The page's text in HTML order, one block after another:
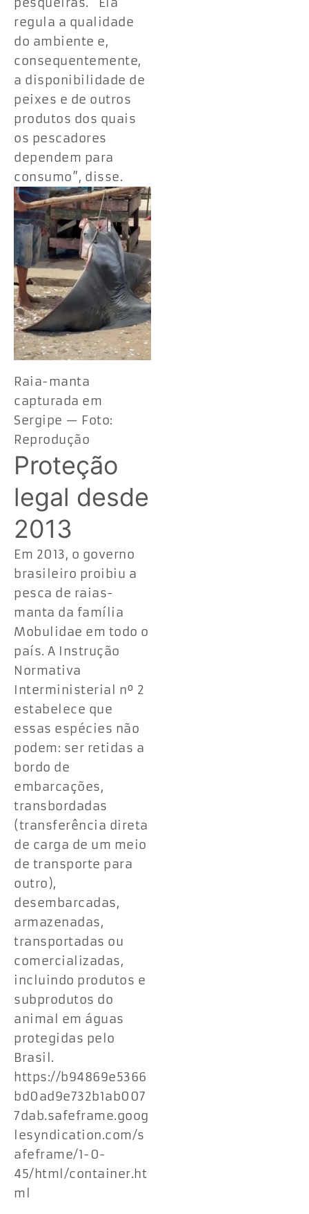
regula a qualidade
do ambiente e,
consequentemente,
a disponibilidade de
peixes e de outros
produtos dos quais
os pescadores
dependem para
consumo”, disse.
Raia-manta
capturada em
Sergipe — Foto:
Reprodução
Proteção
legal desde
2013
Em 2013, o governo
brasileiro proibiu a
pesca de raias-
manta da família
Mobulidae em todo o
país. A Instrução
Normativa
Interministerial nº 2
estabelece que
essas espécies não
podem: ser retidas a
bordo de
embarcações,
transbordadas
(transferência direta
de carga de um meio
de transporte para
outro),
desembarcadas,
armazenadas,
transportadas ou
comercializadas,
incluindo produtos e
subprodutos do
animal em águas
protegidas pelo
Brasil.
https://b94869e5366
bd0ad9e732b1ab007
7dab.safeframe.goog
lesyndication.com/s
afeframe/1-0-
45/html/container.ht
ml